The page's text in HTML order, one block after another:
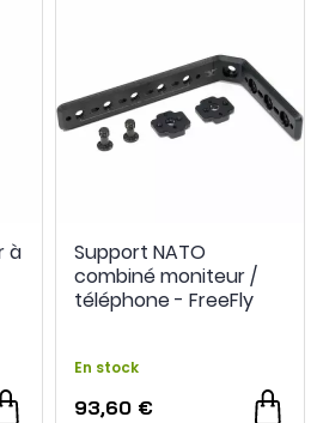
à
Support NATO
combiné moniteur /
téléphone - FreeFly
En stock
93,60 €